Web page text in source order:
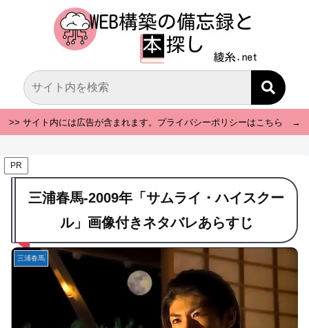
>> サイト内には広告が含まれます。プライバシーポリシーはこちら →
PR
三浦春馬-2009年「サムライ・ハイスクー
ル」画像付きネタバレあらすじ
三浦春馬